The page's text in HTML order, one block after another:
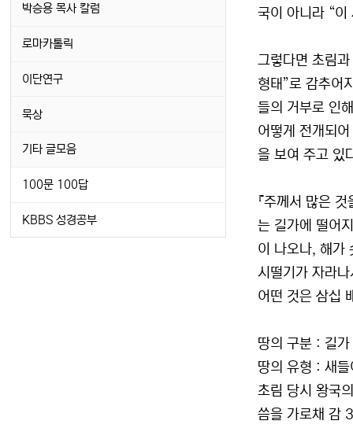
국이 아니라 “
그렇다면 초림
형태”로 감추어
들의 거부로 인
어떻게 전개되
을 보여 주고 있
『주께서 많은
는 길가에 떨어
이 나오나, 해가
시떨기가 자라
어떤 것은 삼십
땅의 구분 : 길가
땅의 유형 : 새
초림 당시 왕국
씀을 가로채 감
박승용 목사 칼럼
로마카톨릭
이단연구
묵상
기타 글모음
100문 100답
KBBS 성경공부